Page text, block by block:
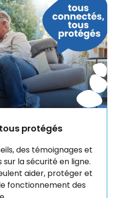
protégés
des témoignages et
la sécurité en ligne.
aider, protéger et
fonctionnement des